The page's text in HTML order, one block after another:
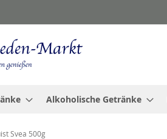
Alkoholische Getränke
Svea 500g